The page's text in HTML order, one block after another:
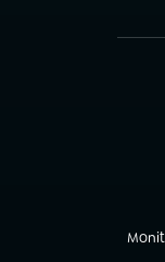
(abre